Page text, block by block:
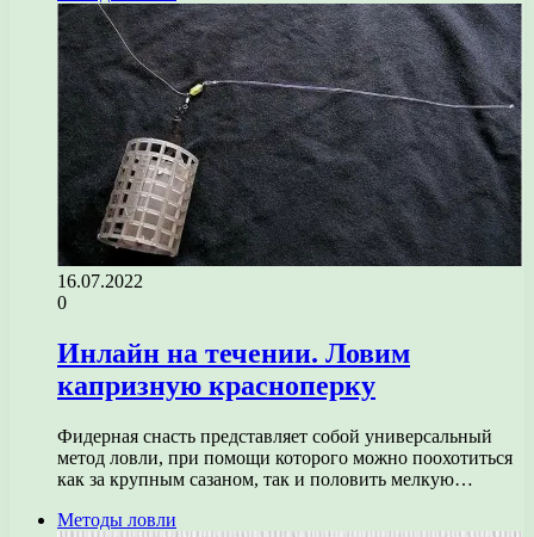
16.07.2022
0
Инлайн на течении. Ловим
капризную красноперку
Фидерная снасть представляет собой универсальный
метод ловли, при помощи которого можно поохотиться
как за крупным сазаном, так и половить мелкую…
Методы ловли